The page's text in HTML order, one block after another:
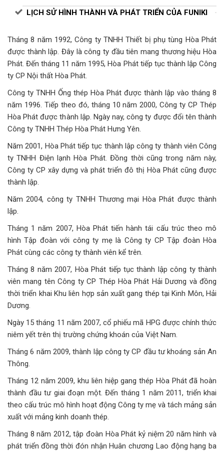
LỊCH SỬ HÌNH THÀNH VÀ PHÁT TRIỂN CỦA FUNIKI
Tháng 8 năm 1992, Công ty TNHH Thiết bị phụ tùng Hòa Phát
được thành lập. Đây là công ty đầu tiên mang thương hiệu Hòa
Phát. Đến tháng 11 năm 1995, Hòa Phát tiếp tục thành lập Công
ty CP Nội thất Hòa Phát.
Công ty TNHH Ống thép Hòa Phát được thành lập vào tháng 8
năm 1996. Tiếp theo đó, tháng 10 năm 2000, Công ty CP Thép
Hòa Phát được thành lập. Ngày nay, công ty được đổi tên thành
Công ty TNHH Thép Hòa Phát Hưng Yên.
Năm 2001, Hòa Phát tiếp tục thành lập công ty thành viên Công
ty TNHH Điện lạnh Hòa Phát. Đồng thời cũng trong năm này,
Công ty CP xây dựng và phát triển đô thị Hòa Phát cũng được
thành lập.
Năm 2004, công ty TNHH Thương mại Hòa Phát được thành
lập.
Tháng 1 năm 2007, Hòa Phát tiến hành tái cấu trúc theo mô
hình Tập đoàn với công ty mẹ là Công ty CP Tập đoàn Hòa
Phát cùng các công ty thành viên kể trên.
Tháng 8 năm 2007, Hòa Phát tiếp tục thành lập công ty thành
viên mang tên Công ty CP Thép Hòa Phát Hải Dương và đồng
thời triển khai Khu liên hợp sản xuất gang thép tại Kinh Môn, Hải
Dương.
Ngày 15 tháng 11 năm 2007, cổ phiếu mã HPG được chính thức
niêm yết trên thị trường chứng khoán của Việt Nam.
Tháng 6 năm 2009, thành lập công ty CP đầu tư khoáng sản An
Thông.
Tháng 12 năm 2009, khu liên hiệp gang thép Hòa Phát đã hoàn
thành đầu tư giai đoạn một. Đến tháng 1 năm 2011, triển khai
theo cấu trúc mô hình hoạt động Công ty mẹ và tách mảng sản
xuất với mảng kinh doanh thép.
Tháng 8 năm 2012, tập đoàn Hòa Phát kỷ niệm 20 năm hình và
phát triển đồng thời đón nhận Huân chương Lao động hạng ba